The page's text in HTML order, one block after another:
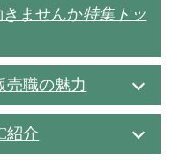
ませんか特集トッ
売職の魅力
紹介